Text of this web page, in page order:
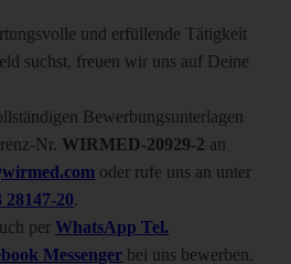
und erfüllende Tätigkeit
suchst, freuen wir uns auf Deine
Bewerbungsunterlagen
Nr. WIRMED-20929-2 an
oder rufe uns an unter
28147-20.
perWhatsApp Tel.
Messenger bei uns bewerben.